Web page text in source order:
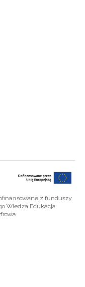
z funduszy
Wiedza Edukacja